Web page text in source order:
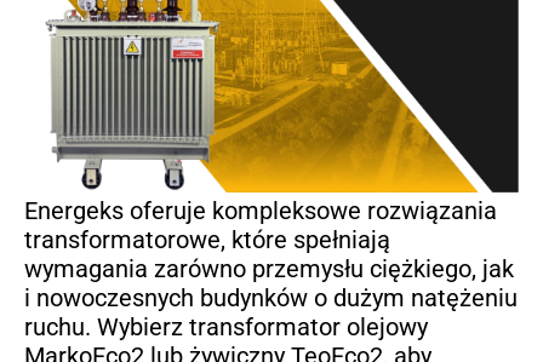
Energeks oferuje kompleksowe rozwiązania
transformatorowe, które spełniają
wymagania zarówno przemysłu ciężkiego, jak
i nowoczesnych budynków o dużym natężeniu
ruchu. Wybierz transformator olejowy